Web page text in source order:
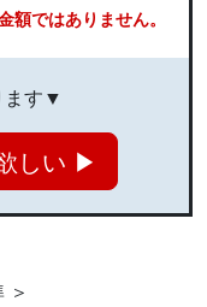
額ではありません。
ます▼
しい ▶
＞